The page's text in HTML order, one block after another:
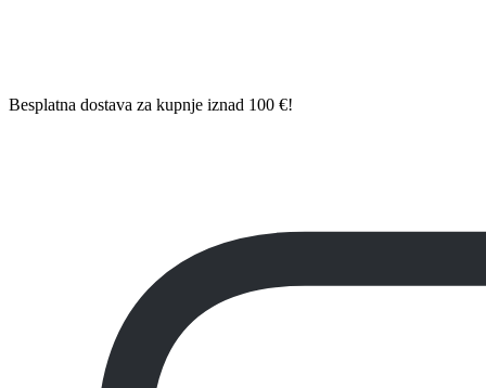
Besplatna dostava za kupnje iznad 100 €!